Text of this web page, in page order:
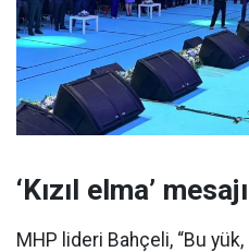
‘Kızıl elma’ mesajı
MHP lideri Bahçeli, “Bu